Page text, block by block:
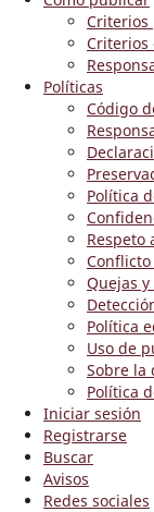
Criterios
Criterios
Políticas
Código
Política
Respeto
Quejas
Política
Uso de
Sobre la
Política
Iniciar sesión
Registrarse
Buscar
Avisos
Redes sociales